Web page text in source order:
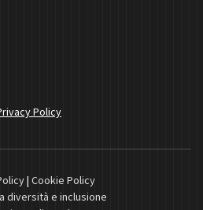
Policy
| Cookie Policy
diversità e inclusione